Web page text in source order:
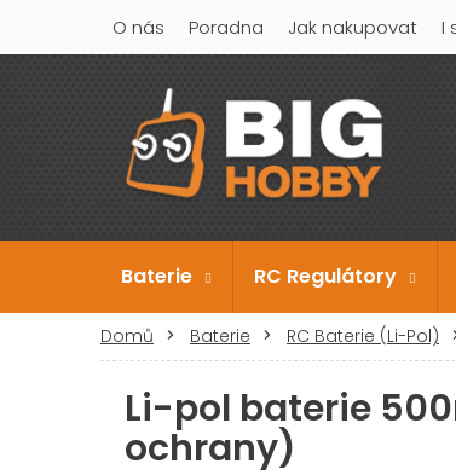
obsah
O nás Poradna Jak nakupovat I
Baterie RC Regulátory
Domů Baterie RC Baterie (Li-Pol)
Li-pol baterie
ochrany)